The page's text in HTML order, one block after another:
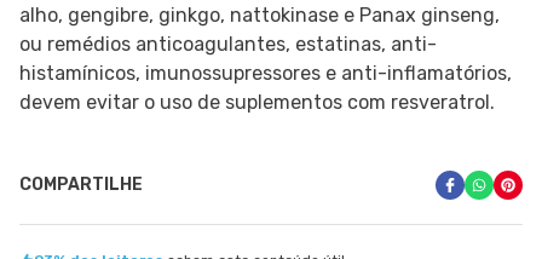
alho, gengibre, ginkgo, nattokinase e Panax ginseng,
ou remédios anticoagulantes, estatinas, anti-
histamínicos, imunossupressores e anti-inflamatórios,
devem evitar o uso de suplementos com resveratrol.
COMPARTILHE